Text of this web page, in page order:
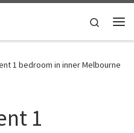
Search
1 bedroom in inner Melbourne
1